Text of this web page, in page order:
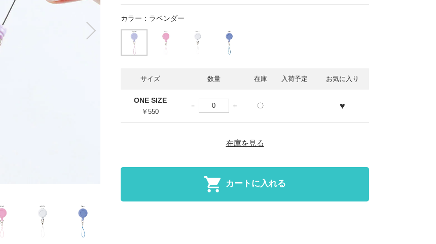
カラー： ラベンダー
サイズ 数量 在庫 入荷予定 お気に入り
ONE SIZE
￥550
〇 ♥
在庫を見る
カートに入れる